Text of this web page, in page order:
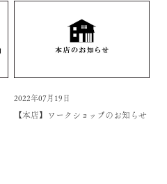
2022年07月19日
【本店】ワークショップのお知らせ